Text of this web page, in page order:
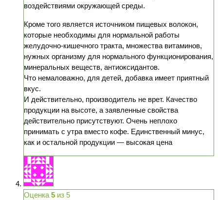
воздействиями окружающей среды.
Кроме того является источником пищевых волокон,
которые необходимы для нормальной работы
желудочно-кишечного тракта, множества витаминов,
нужных организму для нормального функционирования,
минеральных веществ, антиоксидантов.
Что немаловажно, для детей, добавка имеет приятный
вкус.
И действительно, производитель не врет. Качество
продукции на высоте, а заявленные свойства
действительно присутствуют. Очень неплохо
принимать с утра вместо кофе. Единственный минус,
как и остальной продукции — высокая цена
Оценка 5 из 5